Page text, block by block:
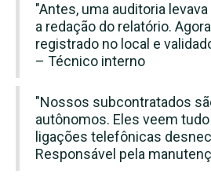
"Antes, uma auditoria
a redação do relatório.
registrado no local e
– Técnico interno
"Nossos subcontratados
autônomos. Eles veem
ligações telefônicas
Responsável pela